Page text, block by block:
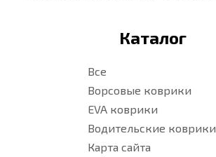
Каталог
Все
Ворсовые коврики
EVA коврики
Водительские коврики
Карта сайта